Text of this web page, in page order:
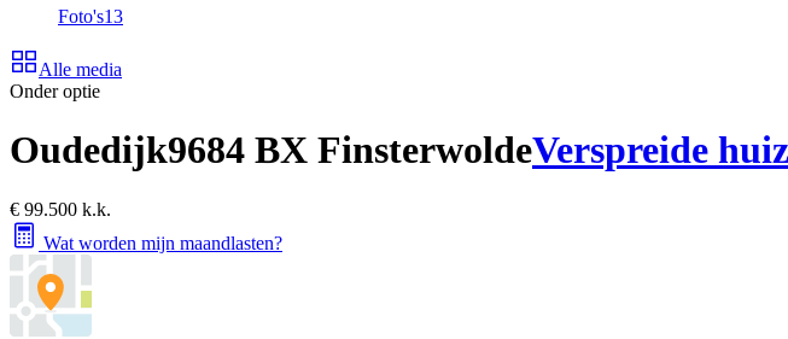
Foto's13
Alle media
Onder optie
Oudedijk9684 BX FinsterwoldeVerspreide
€ 99.500 k.k.
Wat worden mijn maandlasten?